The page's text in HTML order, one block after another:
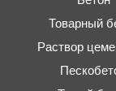
Товарный
Раствор